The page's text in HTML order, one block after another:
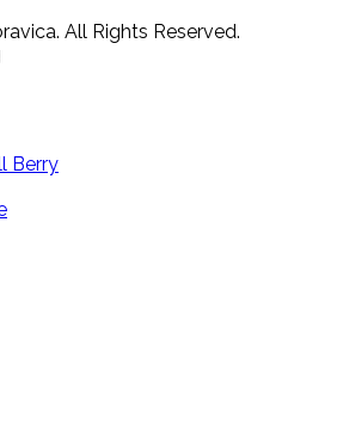
All Rights Reserved.
Berry